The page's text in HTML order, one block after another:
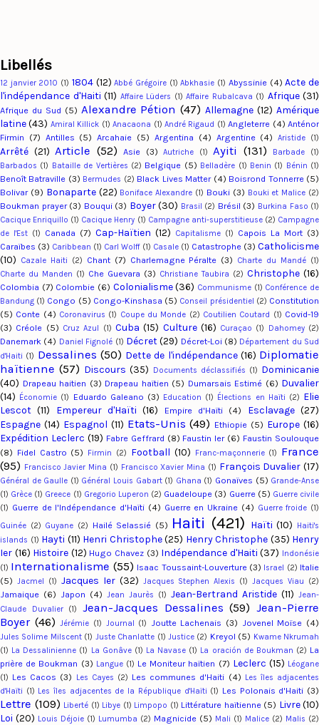
Libellés
12 janvier 2010 (1) 1804 (12) Abbé Grégoire (1) Abkhasie (1) Abyssinie (4) Acte de
l'indépendance d'Haiti (11) Affaire Lüders (1) Affaire Rubalcava (1) Afrique (31)
Afrique du Sud (5) Alexandre Pétion (47) Allemagne (12) Amérique
latine (43) Amiral Killick (1) Anacaona (1) André Rigaud (1) Angleterre (4) Anténor
Firmin (7) Antilles (5) Arcahaie (5) Argentina (4) Argentine (4) Aristide (1)
Arrêté (21) Article (52) Asie (3) Autriche (1) Ayiti (131) Barbade
(1)
Barbados (1) Bataille de Vertières (2) Belgique (5) Belladère (1) Benin (1) Bénin (1)
Benoît Batraville (3) Bermudes (2) Black Lives Matter (4) Boisrond Tonnerre (5)
Bolivar (9) Bonaparte (22) Boniface Alexandre (1) Bouki (3) Bouki et Malice (2)
Boukman prayer (3) Bouqui (3) Boyer (30) Brasil (2) Brésil (3) Burkina Faso (1)
Cacique Enriquillo (1) Cacique Henry (1) Campagne anti-superstitieuse (2) Campagne
de l'Est (1) Canada (7) Cap-Haïtien (12) Capitalisme (1) Capois La Mort (3)
Caraïbes (3) Caribbean (1) Carl Wolff (1) Casale (1) Catastrophe (3) Catholicisme
(10)
Cazale Haiti (2) Chant (7) Charlemagne Péralte (3) Charte du Mandé (1)
Charte du Manden (1) Che Guevara (3) Christiane Taubira (2) Christophe (16)
Colombia (7) Colombie (6) Colonialisme (36) Communisme (1) Conférence de
Bandung (1) Congo (5) Congo-Kinshasa (5) Conseil présidentiel (2) Constitution
(5) Conte (4) Coronavirus (1) Coupe du Monde (2) Coutilien Coutard (1) Covid-19
(3) Créole (5) Cruz Azul (1) Cuba (15) Culture (16) Curaçao (1) Dahomey (2)
Danemark (4) Daniel Fignolé (1) Décret(29) Décret-Loi (8) Département du Sud
d'Haiti (1) Dessalines (50) Dette de l'indépendance (16) Diplomatie
haïtienne (57) Discours (35) Documents déclassifiés (1) Dominicanie
(40) Drapeau haitien (3) Drapeau haïtien (5) Dumarsais Estimé (6) Duvalier
(14) Économie (1) Eduardo Galeano (3) Education (1) Élections en Haïti (2) Elie
Lescot (11) Empereur d'Haïti (16) Empire d'Haïti (4) Esclavage (27)
Espagne (14) Espagnol (11) Etats-Unis (49) Ethiopie (5) Europe (16)
Expédition Leclerc (19) Fabre Geffrard (8) Faustin Ier (6) Faustin Soulouque
(8) Fidel Castro (5) Firmin (2) Football (10) Franc-maçonnerie (1)
France
(95) Francisco Javier Mina (1) Francisco Xavier Mina (1) François Duvalier (17)
Général de Gaulle (1) Général Louis Gabart (1) Ghana (1) Gonaïves (5) Grande-Anse
(1) Grèce (1) Greece (1) Gregorio Luperon (2) Guadeloupe (3) Guerre (5) Guerre civile
(1) Guerre de l'Indépendance d'Haïti (4) Guerre en Ukraine (4) Guerre froide (1)
Guinée (2) Guyane (2) Hailé Selassié (5) Haiti (421) Haïti (10)
Haiti's
islands (1) Hayti (11) Henri Christophe (25) Henry Christophe (35) Henry
Ier (16) Histoire (12) Hugo Chavez (3) Indépendance d'Haiti (37) Indonésie
(1) Internationalisme (55) Isaac Toussaint-Louverture (3) Israel (2) Italie
(5) Jacmel (1) Jacques Ier (32) Jacques Stephen Alexis (1) Jacques Viau (2)
Jamaique (6) Japon (4) Jean Jaurès (1) Jean-Bertrand Aristide (11) Jean-
Claude Duvalier
(1) Jean-Jacques Dessalines (59) Jean-Pierre
Boyer (46) Jérémie (1) Journal (1) Joutte Lachenais (3) Jovenel Moïse (4)
Jules Solime Milscent (1) Juste Chanlatte (1) Justice (2) Kreyol (5) Kwame Nkrumah
(1) La Dessalinienne (1) La Gonâve (1) La Navase (1) La oración de Boukman (2) La
prière de Boukman (3) Langue (1) Le Moniteur haïtien (7) Leclerc (15) Léogane
(1) Les Cacos (3) Les Cayes (2) Les communes d'Haiti (4) Les îles adjacentes
d'Haïti (1) Les îles adjacentes de la République d'Haïti (1) Les Polonais d'Haiti (3)
Lettre (109) Liberté (1) Libye (1) Limpopo (1) Littérature haïtienne (5) Livre (10)
Loi (20) Louis Déjoie (1) Lumumba (2) Magnicide (5) Mali (1) Malice (2) Malis (2)